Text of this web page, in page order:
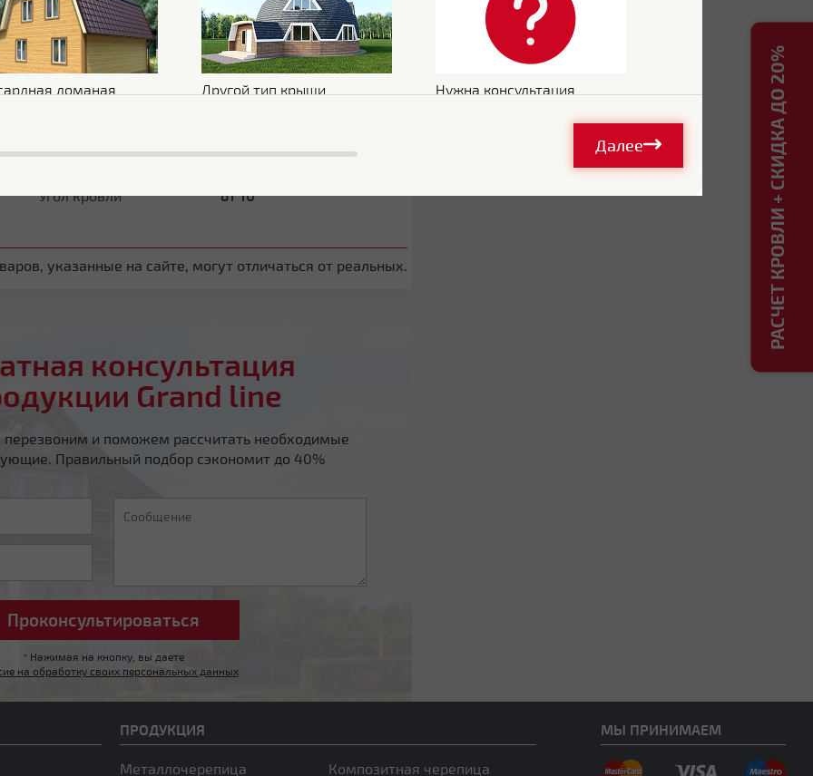
Стойкость к УФ RUV2
Размеры
Ширина полезная 470 мм
Угол кровли от 10°
указанные на сайте, могут отличаться от реальных.
консультация
Grand line
перезвоним и поможем рассчитать необходимые
Правильный подбор сэкономит до 40%
*Нажимая на кнопку, вы даете
на обработку своих персональных данных
ПРОДУКЦИЯ
Металлочерепица Композитная черепица
МЫ ПРИНИМАЕМ
РАСЧЕТ КРОВЛИ + СКИДКА ДО 20%
ломаная Другой тип крыши Нужна консультация
Далее